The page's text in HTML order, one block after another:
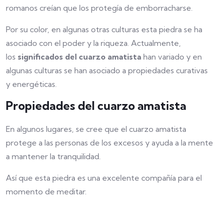
romanos creían que los protegía de emborracharse.
Por su color, en algunas otras culturas esta piedra se ha
asociado con el poder y la riqueza. Actualmente,
los significados del cuarzo amatista han variado y en
algunas culturas se han asociado a propiedades curativas
y energéticas.
Propiedades del cuarzo amatista
En algunos lugares, se cree que el cuarzo amatista
protege a las personas de los excesos y ayuda a la mente
a mantener la tranquilidad.
Así que esta piedra es una excelente compañía para el
momento de meditar.